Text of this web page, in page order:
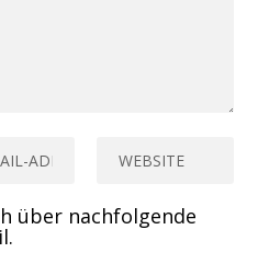
über nachfolgende